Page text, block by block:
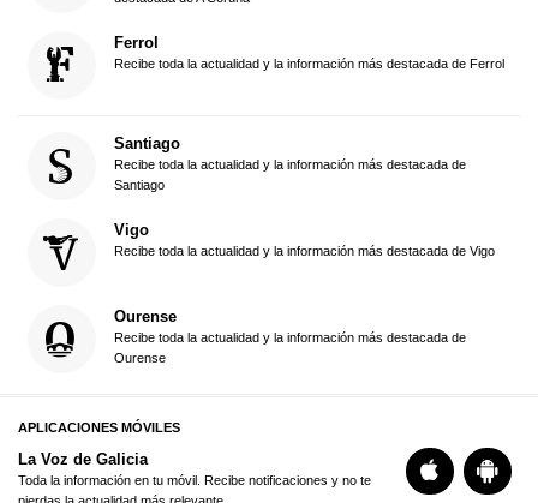
Ferrol
Recibe toda la actualidad y la información más destacada de Ferrol
Santiago
Recibe toda la actualidad y la información más destacada de
Santiago
Vigo
Recibe toda la actualidad y la información más destacada de Vigo
Ourense
Recibe toda la actualidad y la información más destacada de
Ourense
APLICACIONES MÓVILES
La Voz de Galicia
Toda la información en tu móvil. Recibe notificaciones y no te
pierdas la actualidad más relevante